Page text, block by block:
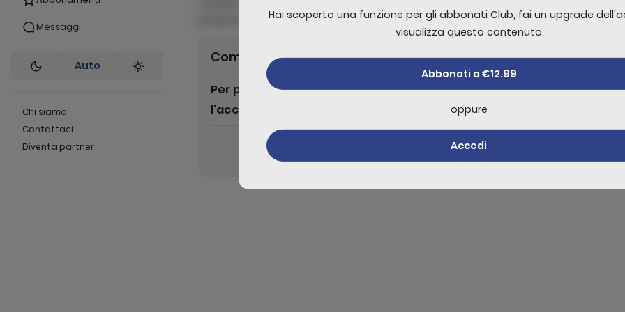
Messaggi
Auto
Chi siamo
Contattaci
Diventa partner
pharetra ipsum facilisis odio cursus donec amet at
Commenti0
Per poter lasciare un commento è necessario effettuare
l'accesso
Livello non sufficente per visualizzare il contenuto
Hai scoperto una funzione per gli abbonati Club, fai un upgrade
visualizza questo contenuto
Abbonati a €12.99
oppure
Accedi